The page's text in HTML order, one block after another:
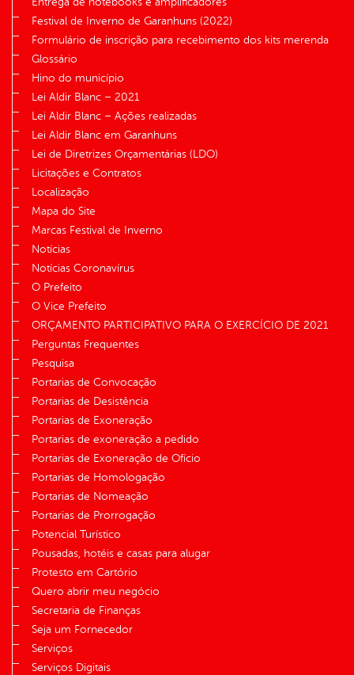
Festival de Inverno de Garanhuns (2022)
Formulário de inscrição para recebimento dos kits merenda
Glossário
Hino do município
Lei Aldir Blanc – 2021
Lei Aldir Blanc – Ações realizadas
Lei Aldir Blanc em Garanhuns
Lei de Diretrizes Orçamentárias (LDO)
Licitações e Contratos
Localização
Mapa do Site
Marcas Festival de Inverno
Notícias
Notícias Coronavírus
O Prefeito
O Vice Prefeito
ORÇAMENTO PARTICIPATIVO PARA O EXERCÍCIO DE 2021
Perguntas Frequentes
Pesquisa
Portarias de Convocação
Portarias de Desistência
Portarias de Exoneração
Portarias de exoneração a pedido
Portarias de Exoneração de Ofício
Portarias de Homologação
Portarias de Nomeação
Portarias de Prorrogação
Potencial Turístico
Pousadas, hotéis e casas para alugar
Protesto em Cartório
Quero abrir meu negócio
Secretaria de Finanças
Seja um Fornecedor
Serviços
Serviços Digitais